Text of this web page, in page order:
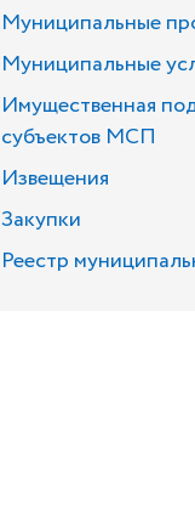
Муниципальные
Муниципальные
Имущественная
субъектов МСП
Извещения
Закупки
Реестр